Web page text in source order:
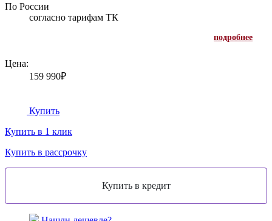
По России
согласно тарифам ТК
подробнее
Цена:
159 990₽
Купить
Купить в 1 клик
Купить в рассрочку